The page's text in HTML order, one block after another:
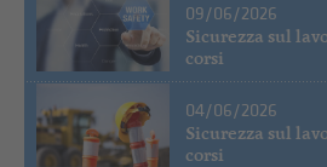
09/06/2026
Sicurezza sul
corsi
04/06/2026
Sicurezza sul
corsi